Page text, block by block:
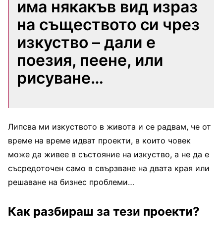
има някакъв вид израз
на съществото си чрез
изкуство – дали е
поезия, пеене, или
рисуване…
Липсва ми изкуството в живота и се радвам, че от
време на време идват проекти, в които човек
може да живее в състояние на изкуство, а не да е
съсредоточен само в свързване на двата края или
решаване на бизнес проблеми…
Как разбираш за тези проекти?